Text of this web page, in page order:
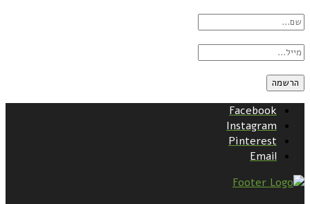
Facebook
Instagram
Pinterest
Email